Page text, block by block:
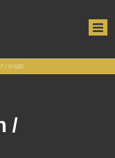
/ 91600
/